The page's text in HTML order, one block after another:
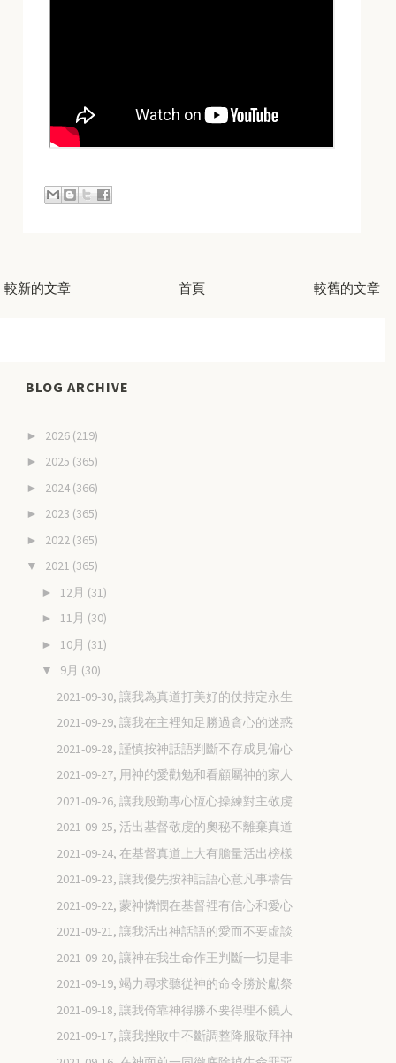
較新的文章 較舊的文章
首頁
BLOG ARCHIVE
► 2026 (219)
► 2025 (365)
► 2024 (366)
► 2023 (365)
► 2022 (365)
▼ 2021 (365)
► 12月 (31)
► 11月 (30)
► 10月 (31)
▼ 9月 (30)
2021-09-30, 讓我為真道打美好的仗持定永生
2021-09-29, 讓我在主裡知足勝過貪心的迷惑
2021-09-28, 謹慎按神話語判斷不存成見偏心
2021-09-27, 用神的愛勸勉和看顧屬神的家人
2021-09-26, 讓我殷勤專心恆心操練對主敬虔
2021-09-25, 活出基督敬虔的奧秘不離棄真道
2021-09-24, 在基督真道上大有膽量活出榜樣
2021-09-23, 讓我優先按神話語心意凡事禱告
2021-09-22, 蒙神憐憫在基督裡有信心和愛心
2021-09-21, 讓我活出神話語的愛而不要虛談
2021-09-20, 讓神在我生命作王判斷一切是非
2021-09-19, 竭力尋求聽從神的命令勝於獻祭
2021-09-18, 讓我倚靠神得勝不要得理不饒人
2021-09-17, 讓我挫敗中不斷調整降服敬拜神